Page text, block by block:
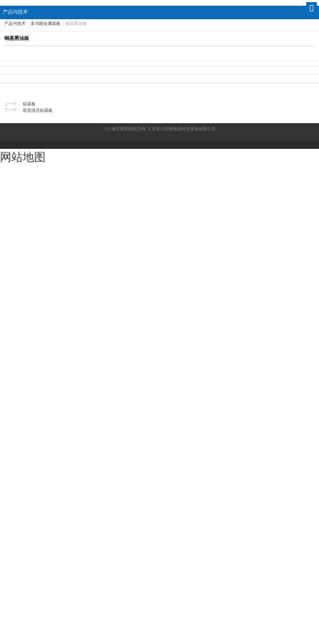
产品与技术
江苏本川智能电路科技
股份有限公司-7411威尼
斯
产品与技术> 多功能金属基板 > 铜基黑油板
铜基黑油板
上一个： 铝基板
下一个： 双层混压铝基板
7411威尼斯的版权所有 江苏本川智能电路科技股份有限公司
网站地图